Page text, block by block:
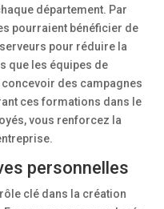
département. Par
pourraient bénéficier de
pour réduire la
que les équipes de
des campagnes
ces formations dans le
vous renforcez la
personnelles
clé dans la création